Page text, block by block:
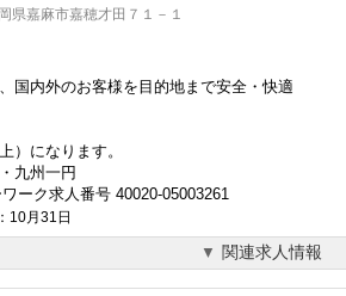
嘉麻市嘉穂才田７１－１
国内外のお客様を目的地まで安全・快適
）になります。
・九州一円
ーク求人番号 40020-05003261
10月31日
関連求人情報